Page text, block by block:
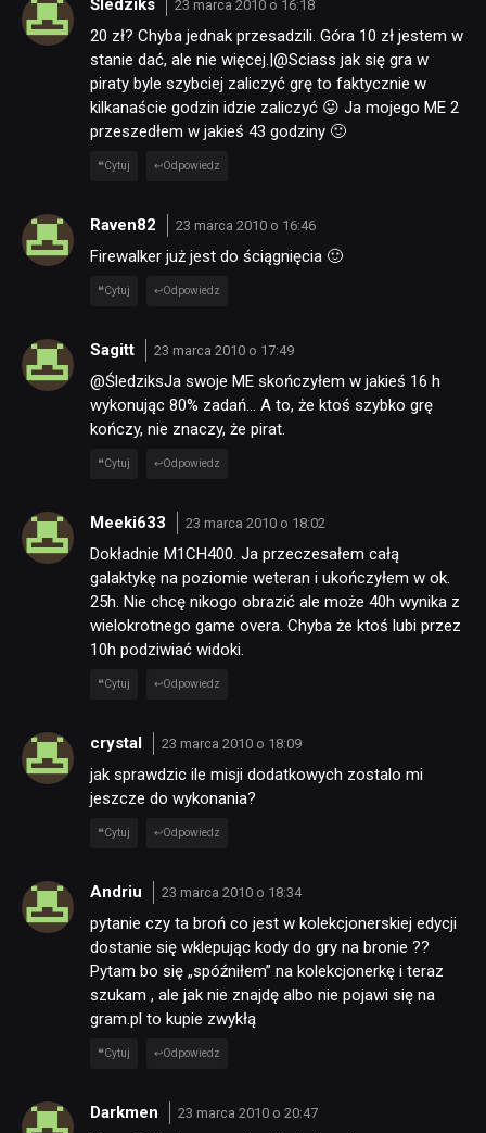
Śledziks 23 marca 2010 o 16:18
20 zł? Chyba jednak przesadzili. Góra 10 zł jestem w
stanie dać, ale nie więcej.|@Sciass jak się gra w
piraty byle szybciej zaliczyć grę to faktycznie w
kilkanaście godzin idzie zaliczyć 😛 Ja mojego ME 2
przeszedłem w jakieś 43 godziny 🙂
Cytuj Odpowiedz
Raven82 23 marca 2010 o 16:46
Firewalker już jest do ściągnięcia 🙂
Cytuj Odpowiedz
Sagitt 23 marca 2010 o 17:49
@ŚledziksJa swoje ME skończyłem w jakieś 16 h
wykonując 80% zadań… A to, że ktoś szybko grę
kończy, nie znaczy, że pirat.
Cytuj Odpowiedz
Meeki633 23 marca 2010 o 18:02
Dokładnie M1CH400. Ja przeczesałem całą
galaktykę na poziomie weteran i ukończyłem w ok.
25h. Nie chcę nikogo obrazić ale może 40h wynika z
wielokrotnego game overa. Chyba że ktoś lubi przez
10h podziwiać widoki.
Cytuj Odpowiedz
crystal 23 marca 2010 o 18:09
jak sprawdzic ile misji dodatkowych zostalo mi
jeszcze do wykonania?
Cytuj Odpowiedz
Andriu 23 marca 2010 o 18:34
pytanie czy ta broń co jest w kolekcjonerskiej edycji
dostanie się wklepując kody do gry na bronie ??
Pytam bo się „spóźniłem” na kolekcjonerkę i teraz
szukam , ale jak nie znajdę albo nie pojawi się na
gram.pl to kupie zwykłą
Cytuj Odpowiedz
Darkmen 23 marca 2010 o 20:47